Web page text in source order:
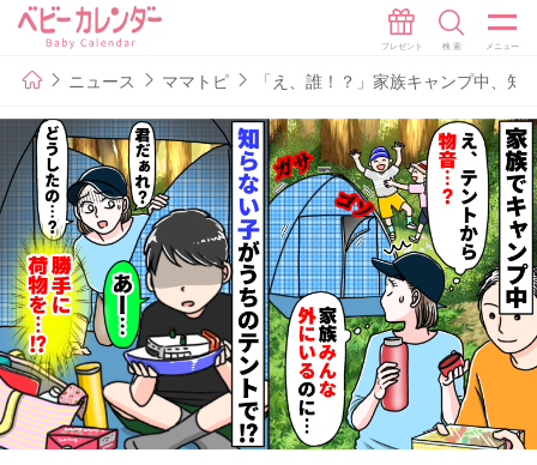
ニュース ママトピ 「え、誰！？」家族キャンプ中、